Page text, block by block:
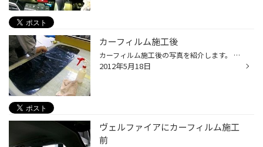
カーフィルム施工後
カーフィルム施工後の写真を紹介します。 写真１は、リアハッチ部分に貼るフィルムを紹介！！ なんと、貼るフィルムは、サイド部分などと同じ様に、フィルム１枚で貼るんです。 貼るのには、技術が必要と業者の方が言っていました。 写真２は、車外から車内に向けて撮影！！ 写真３は、車内から車外...
2012年5月18日
ヴェルファイアにカーフィルム施工
前